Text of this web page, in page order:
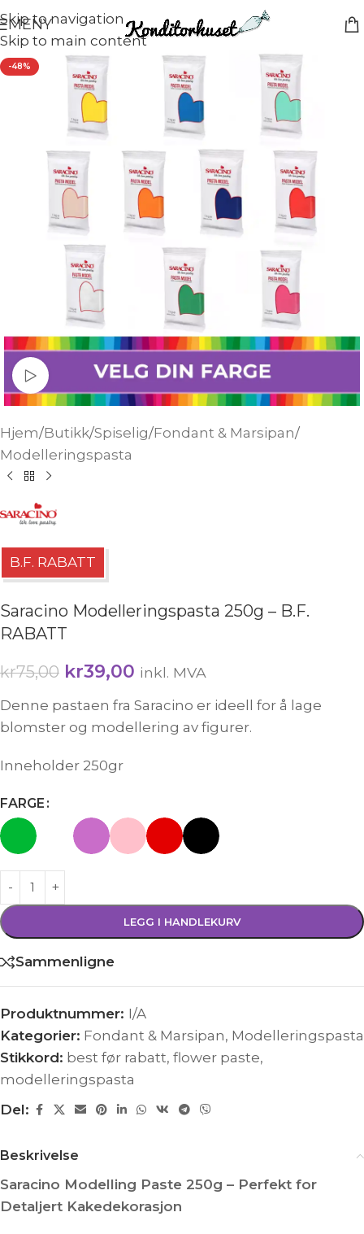
Skip to navigation
Skip to main content
MENY
-48%
Watch video
Hjem/Butikk/Spiselig/Fondant & Marsipan/
Modelleringspasta
B.F. RABATT
Saracino Modelleringspasta 250g – B.F.
RABATT
kr75,00 kr39,00 inkl. MVA
Denne pastaen fra Saracino er ideell for å lage
blomster og modellering av figurer.
Inneholder 250gr
FARGE
LEGG I HANDLEKURV
Sammenligne
Produktnummer: I/A
Kategorier: Fondant & Marsipan, Modelleringspasta
Stikkord: best før rabatt, flower paste,
modelleringspasta
Del:
Beskrivelse
Saracino Modelling Paste 250g – Perfekt for
Detaljert Kakedekorasjon